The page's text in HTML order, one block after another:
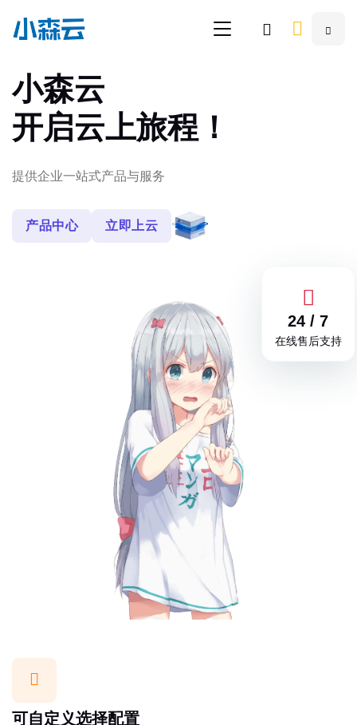
小森云
开启云上旅程！
提供企业一站式产品与服务
产品中心 立即上云
24 / 7
在线售后支持
可自定义选择配置